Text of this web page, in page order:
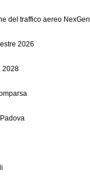
del traffico aereo NexGen
2026
2028